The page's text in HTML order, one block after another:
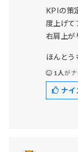
KPIの策
度上げて
右肩上が
ほんとう
1人が
ナイ